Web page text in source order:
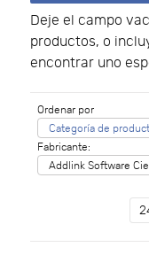
Deje el campo
productos, o
encontrar uno
Ordenar por
Categoría de
Fabricante:
Addlink Software